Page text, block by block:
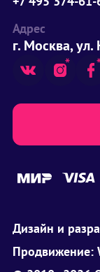
Адрес
г. Москва,
Дизайн и
Продвижение: